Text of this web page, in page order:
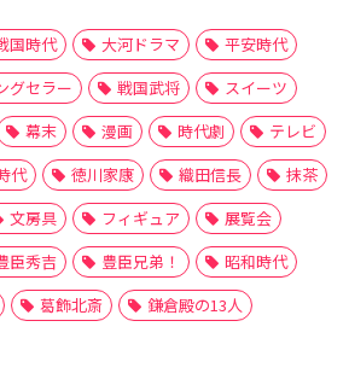
国時代 大河ドラマ
平安時代
グセラー 戦国武将
スイーツ
幕末 漫画 時代劇
テレビ
代 徳川家康 織田信長
抹茶
文房具 フィギュア
展覧会
臣秀吉 豊臣兄弟！
昭和時代
葛飾北斎 鎌倉殿の13人